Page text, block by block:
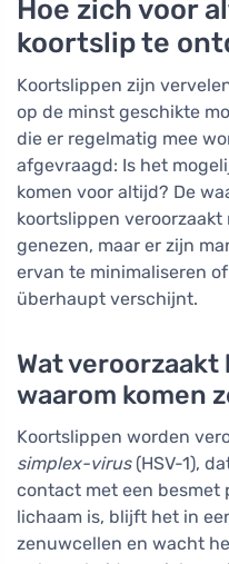
Hoe zich voor
koortslip te
Koortslippen zijn
op de minst geschikte
die er regelmatig mee
afgevraagd: Is het
komen voor altijd? De
koortslippen
genezen, maar er zijn
ervan te minimaliseren
überhaupt verschijnt.
Wat
waarom komen
Koortslippen worden
simplex-virus(HSV-1),
contact met een besmet
lichaam is, blijft het in
zenuwcellen en wacht